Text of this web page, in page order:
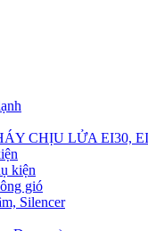
CHỊU LỬA EI30,
kiện
gió
Silencer